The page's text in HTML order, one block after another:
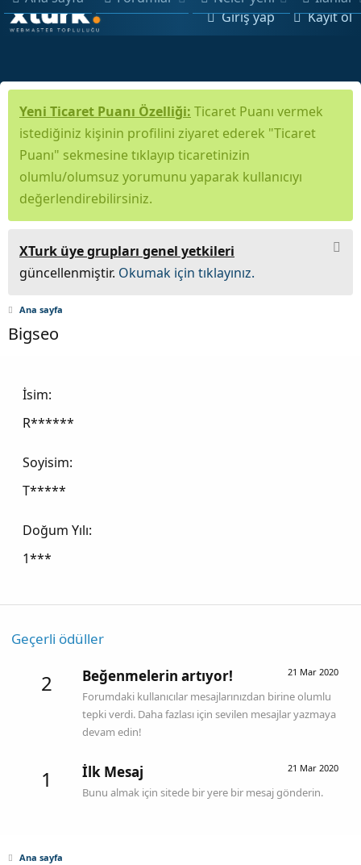
Giriş yap Kayıt ol
Yeni Ticaret Puanı Özelliği: Ticaret Puanı vermek
istediğiniz kişinin profilini ziyaret ederek "Ticaret
Puanı" sekmesine tıklayıp ticaretinizin
olumlu/olumsuz yorumunu yaparak kullanıcıyı
değerlendirebilirsiniz.
XTurk üye grupları genel yetkileri
güncellenmiştir. Okumak için tıklayınız.
Ana sayfa
Bigseo
İsim
R******
Soyisim
T*****
Doğum Yılı
1***
Geçerli ödüller
2 21 Mar 2020
Beğenmelerin artıyor!
Forumdaki kullanıcılar mesajlarınızdan birine olumlu
tepki verdi. Daha fazlası için sevilen mesajlar yazmaya
devam edin!
1 21 Mar 2020
İlk Mesaj
Bunu almak için sitede bir yere bir mesaj gönderin.
Ana sayfa